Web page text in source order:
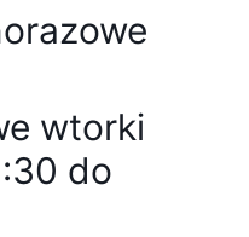
wtorki
do